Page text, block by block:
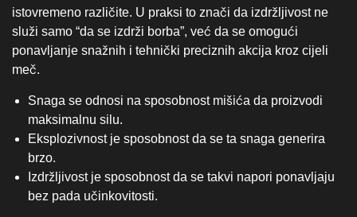
istovremeno različite. U praksi to znači da izdržljivost ne
služi samo “da se izdrži borba”, već da se omogući
ponavljanje snažnih i tehnički preciznih akcija kroz cijeli
meč.
Snaga se odnosi na sposobnost mišića da proizvodi
maksimalnu silu.
Eksplozivnost je sposobnost da se ta snaga generira
brzo.
Izdržljivost je sposobnost da se takvi napori ponavljaju
bez pada učinkovitosti.